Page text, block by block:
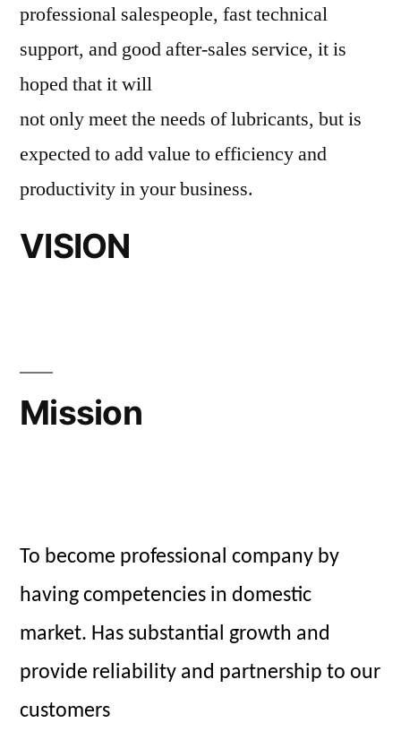
professional salespeople, fast technical
support, and good after-sales service, it is
hoped that it will
not only meet the needs of lubricants, but is
expected to add value to efficiency and
productivity in your business.
VISION
Mission
To become professional company by
having competencies in domestic
market. Has substantial growth and
provide reliability and partnership to our
customers